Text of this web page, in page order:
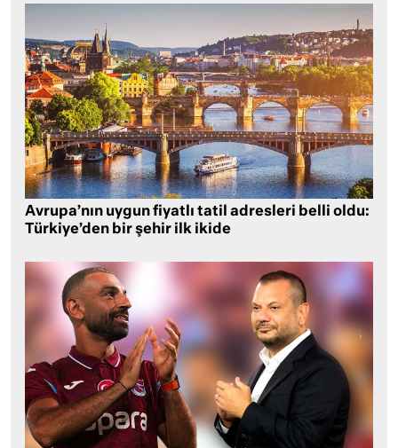
Avrupa’nın uygun fiyatlı tatil adresleri belli oldu:
Türkiye’den bir şehir ilk ikide